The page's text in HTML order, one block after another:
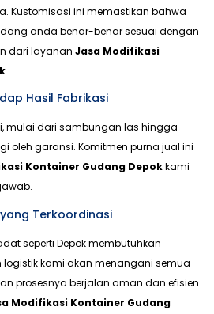
Kustomisasi ini memastikan bahwa
anda benar-benar sesuai dengan
dari layanan Jasa Modifikasi
.
Hasil Fabrikasi
mulai dari sambungan las hingga
oleh garansi. Komitmen purna jual ini
Kontainer Gudang Depokkami
Terkoordinasi
seperti Depok membutuhkan
kami akan menangani semua
prosesnya berjalan aman dan efisien.
Modifikasi Kontainer Gudang